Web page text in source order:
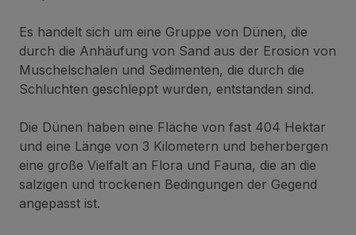
Es handelt sich um eine Gruppe von Dünen, die
durch die Anhäufung von Sand aus der Erosion von
Muschelschalen und Sedimenten, die durch die
Schluchten geschleppt wurden, entstanden sind.
Die Dünen haben eine Fläche von fast 404 Hektar
und eine Länge von 3 Kilometern und beherbergen
eine große Vielfalt an Flora und Fauna, die an die
salzigen und trockenen Bedingungen der Gegend
angepasst ist.